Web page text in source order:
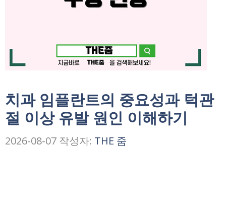
치과 임플란트의 중요성과 턱관
절 이상 유발 원인 이해하기
2026-08-07 작성자: THE 줌